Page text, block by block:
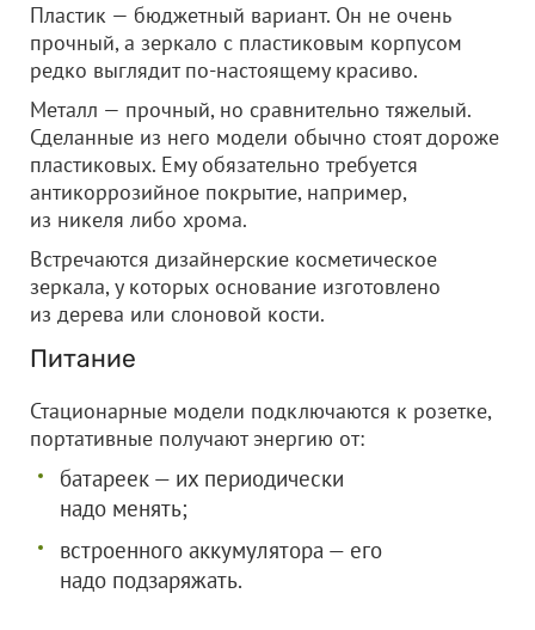
Пластик — бюджетный вариант. Он не очень
прочный, а зеркало с пластиковым корпусом
редко выглядит по-настоящему красиво.
Металл — прочный, но сравнительно тяжелый.
Сделанные из него модели обычно стоят дороже
пластиковых. Ему обязательно требуется
антикоррозийное покрытие, например,
из никеля либо хрома.
Встречаются дизайнерские косметическое
зеркала, у которых основание изготовлено
из дерева или слоновой кости.
Питание
Стационарные модели подключаются к розетке,
портативные получают энергию от:
батареек — их периодически
надо менять;
встроенного аккумулятора — его
надо подзаряжать.